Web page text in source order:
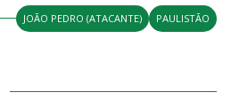
JOÃO PEDRO (ATACANTE) PAULISTÃO